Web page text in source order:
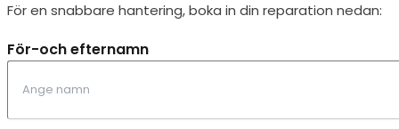
För en snabbare hantering, boka in din reparation nedan:
För-och efternamn